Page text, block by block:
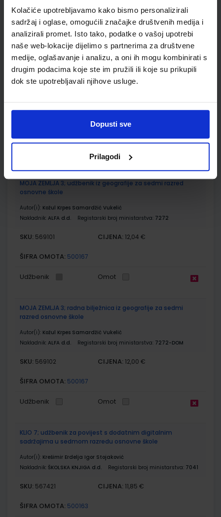
Kolačiće upotrebljavamo kako bismo personalizirali
sadržaj i oglase, omogućili značajke društvenih medija i
analizirali promet. Isto tako, podatke o vašoj upotrebi
naše web-lokacije dijelimo s partnerima za društvene
medije, oglašavanje i analizu, a oni ih mogu kombinirati s
drugim podacima koje ste im pružili ili koje su prikupili
dok ste upotrebljavali njihove usluge.
Dopusti sve
Prilagodi
ŠIFRA OMOTA: 500177
Udžbenik Omot
KEMIJA 7; udžbenik kemije za sedmi razred osnovne škole
Autor(i):Banović Holenda Lacić Kovač-Andrić Štiglić
SKU:556219 CIJENA:11,51 €
Omot
MOJA ZEMLJA 3; udžbenik iz geografije za sedmi razred
osnovne škole
Autor(i): Kožul Krpes Samardžić Vukelić
Nakladnik: ALFA d.d. Registarski broj ministarstva: 7272
SKU: 569101 CIJENA: 12,04 €
ŠIFRA OMOTA: 500167
Udžbenik Omot
MOJA ZEMLJA 3; radna bilježnica iz geografije za sedmi
razred osnovne škole
Autor(i): Kožul Krpes Samardžić Vukelić
Nakladnik: ALFA d.d. Registarski broj ministarstva: 7272-DOM
SKU: 569102 CIJENA: 12,00 €
ŠIFRA OMOTA: 500167
Udžbenik Omot
KLIO 7; udžbenik za povijest s dodatnim digitalnim
sadržajima u sedmom razredu osnovne škole
Autor(i): Krešimir Erdelja Igor Stojaković
Nakladnik: ŠKOLSKA KNJIGA d.d. Registarski broj ministarstva: 7041
SKU: 567421 CIJENA: 11,85 €
ŠIFRA OMOTA: 500163